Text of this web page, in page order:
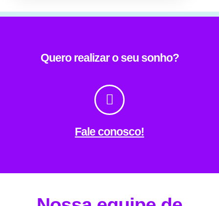
Quero realizar o seu sonho?
Fale conosco!